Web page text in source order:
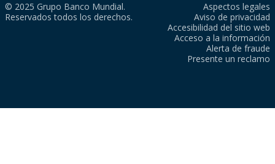
© 2025 Grupo Banco Mundial.
Reservados todos los derechos.
Aspectos legales
Aviso de privacidad
Accesibilidad del sitio web
Acceso a la información
Alerta de fraude
Presente un reclamo